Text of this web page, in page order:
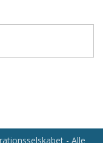
- Alle